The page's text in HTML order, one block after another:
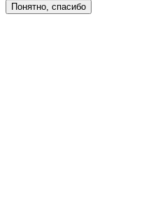
Понятно, спасибо